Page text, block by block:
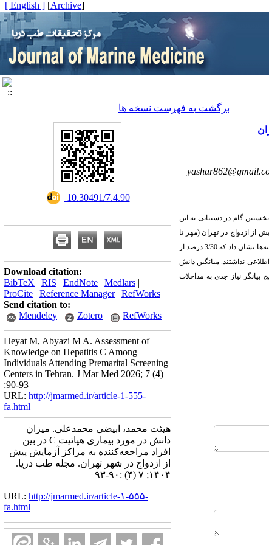
[
Archive
]
[ English ]
برگشت به فهرست نسخه ها
تعیین کرده است. نخستین گام در دستیابی به این
ازدواج در تهران (مهر تا
اجرا شد. این پژوهش مقطعی با مشارکت ۲۵۳۴ فرد ۱۴ تا ۸۴ ساله انجام شد. یافته‌ها نشان داد که 3/30 درصد از
و حدود 80% از درمان‌پذیری بیماری اطلاعی نداشتند. میانگین دانش
نتایج بیانگر نیاز جدی به مداخلات
‎ 10.30491/7.4.90
Download citation:
BibTeX | RIS | EndNote | Medlars |
ProCite | Reference Manager| RefWorks
Send citation to:
Mendeley
Zotero RefWorks
Heyat M, Abyazi M A. Assessment of
Knowledge on Hepatitis C Among
Individuals Attending Premarital Screening
Centers in Tehran. J Mar Med 2026; 7 (4)
:90-93
URL: http://jmarmed.ir/article-1-555-
fa.html
هیئت محمد، ابیضی محمدعلی. میزان
دانش در مورد بیماری هپاتیت C در بین
افراد مراجعه‌کننده به مراکز آزمایش پیش
از ازدواج در شهر تهران. مجله طب دریا.
۱۴۰۴; ۷ (۴) :۹۰-۹۳
URL: http://jmarmed.ir/article-۱-۵۵۵-
fa.html